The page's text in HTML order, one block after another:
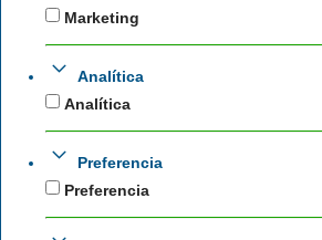
Marketing
Analítica
Analítica
Preferencia
Preferencia